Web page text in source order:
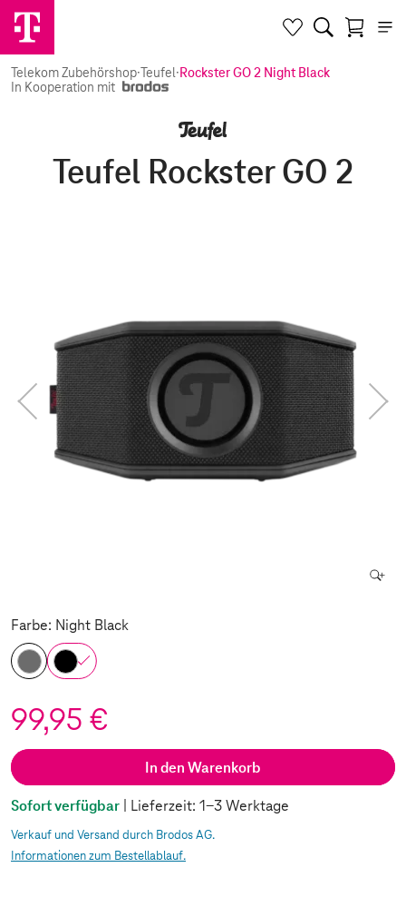
Telekom Zubehörshop·Teufel·Rockster GO 2 Night Black
In Kooperation mit
Teufel Rockster GO 2
Farbe: Night Black
99,95 €
In den Warenkorb
Sofort verfügbar | Lieferzeit: 1-3 Werktage
Verkauf und Versand durch Brodos AG.
Informationen zum Bestellablauf.